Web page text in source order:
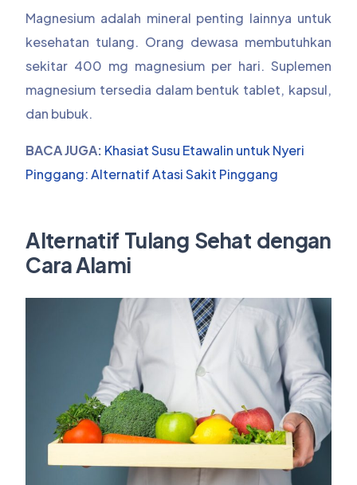
Magnesium adalah mineral penting lainnya untuk
kesehatan tulang. Orang dewasa membutuhkan
sekitar 400 mg magnesium per hari. Suplemen
magnesium tersedia dalam bentuk tablet, kapsul,
dan bubuk.
BACA JUGA: Khasiat Susu Etawalin untuk Nyeri
Pinggang: Alternatif Atasi Sakit Pinggang
Alternatif Tulang Sehat dengan
Cara Alami